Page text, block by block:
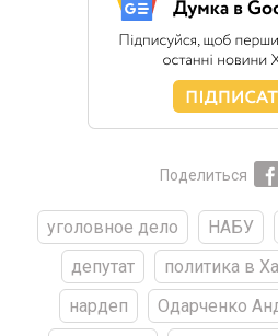
Поделиться
уголовное дело НАБУ
депутат
политика в
нардеп
Одарченко